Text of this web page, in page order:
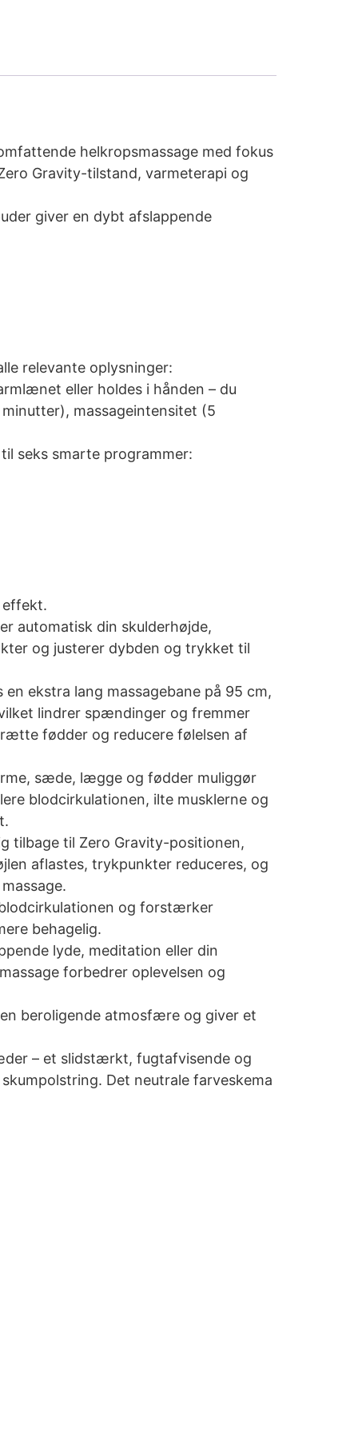
helkropsmassage med fokus
Gravity-tilstand, varmeterapi og
giver en dybt afslappende
relevante oplysninger:
eller holdes i hånden – du
massageintensitet (5
seks smarte programmer:
effekt.
automatisk din skulderhøjde,
og justerer dybden og trykket til
ekstra lang massagebane på 95 cm,
lindrer spændinger og fremmer
fødder og reducere følelsen af
sæde, lægge og fødder muliggør
blodcirkulationen, ilte musklerne og
tilbage til Zero Gravity-positionen,
aflastes, trykpunkter reduceres, og
og forstærker
behagelig.
lyde, meditation eller din
forbedrer oplevelsen og
beroligende atmosfære og giver et
– et slidstærkt, fugtafvisende og
Det neutrale farveskema